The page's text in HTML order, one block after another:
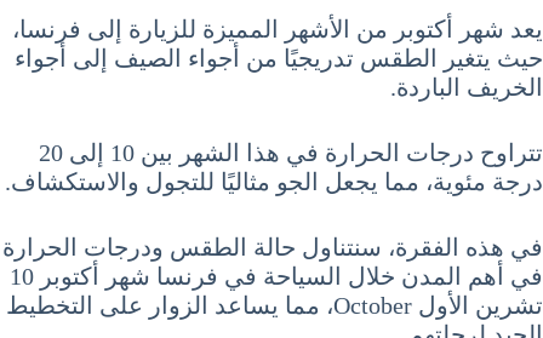
يعد شهر أكتوبر من الأشهر المميزة للزيارة إلى فرنسا،
حيث يتغير الطقس تدريجيًا من أجواء الصيف إلى أجواء
الخريف الباردة.
تتراوح درجات الحرارة في هذا الشهر بين 10 إلى 20
درجة مئوية، مما يجعل الجو مثاليًا للتجول والاستكشاف.
في هذه الفقرة، سنتناول حالة الطقس ودرجات الحرارة
في أهم المدن خلال السياحة في فرنسا شهر أكتوبر 10
تشرين الأول October، مما يساعد الزوار على التخطيط